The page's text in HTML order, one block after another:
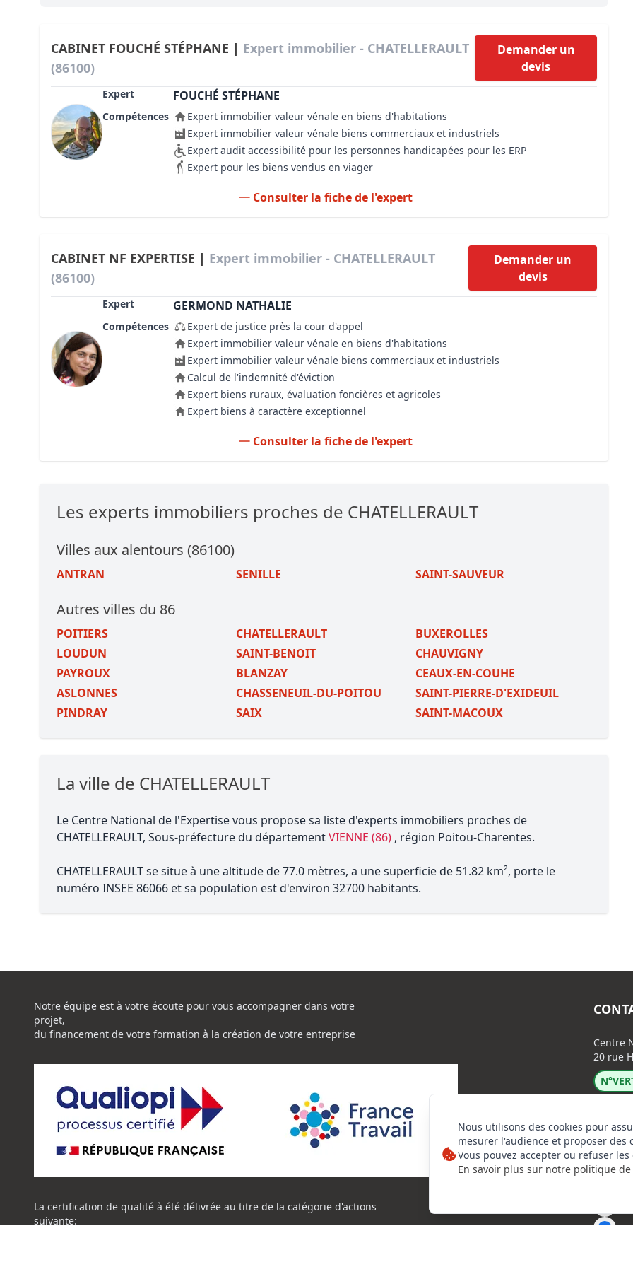
Règles d’urbanisme
Lecture et compréhension d’un Plan Local d’Urbanisme (PLU)
Droit de l'environnement et de l'immobilier
Estimer le droit au bail
Développer et organiser
Biens d’exception, belles
IA Pioneer®
Expertise pré-achat
CABINET FOUCHÉ STÉPHANE | Expert immobilier - CHATELLERAULT
(86100)
Demander un
devis
Expert FOUCHÉ STÉPHANE
Compétences
Expert immobilier valeur vénale en biens d'habitations
Expert immobilier valeur vénale biens commerciaux et industriels
Expert audit accessibilité pour les personnes handicapées pour les ERP
Expert pour les biens vendus en viager
Consulter la fiche de l'expert
CABINET NF EXPERTISE | Expert immobilier - CHATELLERAULT
(86100)
Demander un
devis
Expert GERMOND NATHALIE
Compétences
Expert de justice près la cour d'appel
Expert immobilier valeur vénale en biens d'habitations
Expert immobilier valeur vénale biens commerciaux et industriels
Calcul de l'indemnité d'éviction
Expert biens ruraux, évaluation foncières et agricoles
Expert biens à caractère exceptionnel
Consulter la fiche de l'expert
Les experts immobiliers proches de CHATELLERAULT
Villes aux alentours (86100)
ANTRAN SENILLE SAINT-SAUVEUR
Autres villes du 86
POITIERS CHATELLERAULT
BUXEROLLES
LOUDUN
SAINT-BENOIT
CHAUVIGNY
PAYROUX
BLANZAY
CEAUX-EN-COUHE
ASLONNES
CHASSENEUIL-DU-POITOU
SAINT-PIERRE-D'EXIDEUIL
PINDRAY
SAIX SAINT-MACOUX
La ville de CHATELLERAULT
Le Centre National de l'Expertise vous propose sa liste d'experts immobiliers proches de
CHATELLERAULT, Sous-préfecture du départementVIENNE (86) , région Poitou-Charentes.
CHATELLERAULT se situe à une altitude de 77.0 mètres, a une superficie de 51.82 km², porte le
numéro INSEE 86066 et sa population est d'environ 32700 habitants.
Nous utilisons des cookies pour
mesurer l'audience et proposer des
Vous pouvez accepter ou refuser
En savoir plus sur notre politique
Notre équipe est à votre écoute pour vous accompagner dans votre
projet,
du financement de votre formation à la création de votre entreprise
La certification de qualité à été délivrée au titre de la catégorie d'actions
suivante:
Centre
20 rue